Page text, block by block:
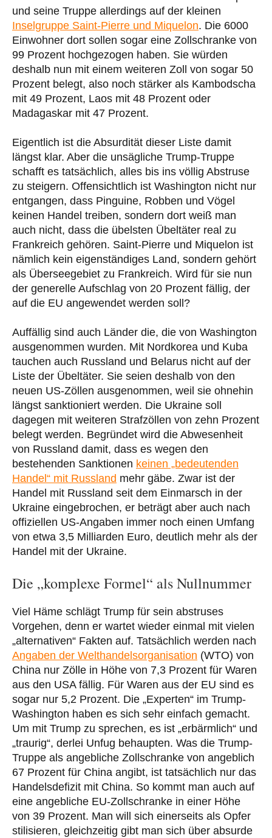
und seine Truppe allerdings auf der kleinen
Inselgruppe Saint-Pierre und Miquelon. Die 6000
Einwohner dort sollen sogar eine Zollschranke von
99 Prozent hochgezogen haben. Sie würden
deshalb nun mit einem weiteren Zoll von sogar 50
Prozent belegt, also noch stärker als Kambodscha
mit 49 Prozent, Laos mit 48 Prozent oder
Madagaskar mit 47 Prozent.
Eigentlich ist die Absurdität dieser Liste damit
längst klar. Aber die unsägliche Trump-Truppe
schafft es tatsächlich, alles bis ins völlig Abstruse
zu steigern. Offensichtlich ist Washington nicht nur
entgangen, dass Pinguine, Robben und Vögel
keinen Handel treiben, sondern dort weiß man
auch nicht, dass die übelsten Übeltäter real zu
Frankreich gehören. Saint-Pierre und Miquelon ist
nämlich kein eigenständiges Land, sondern gehört
als Überseegebiet zu Frankreich. Wird für sie nun
der generelle Aufschlag von 20 Prozent fällig, der
auf die EU angewendet werden soll?
Auffällig sind auch Länder die, die von Washington
ausgenommen wurden. Mit Nordkorea und Kuba
tauchen auch Russland und Belarus nicht auf der
Liste der Übeltäter. Sie seien deshalb von den
neuen US-Zöllen ausgenommen, weil sie ohnehin
längst sanktioniert werden. Die Ukraine soll
dagegen mit weiteren Strafzöllen von zehn Prozent
belegt werden. Begründet wird die Abwesenheit
von Russland damit, dass es wegen den
bestehenden Sanktionen keinen „bedeutenden
Handel“ mit Russland mehr gäbe. Zwar ist der
Handel mit Russland seit dem Einmarsch in der
Ukraine eingebrochen, er beträgt aber auch nach
offiziellen US-Angaben immer noch einen Umfang
von etwa 3,5 Milliarden Euro, deutlich mehr als der
Handel mit der Ukraine.
Die „komplexe Formel“ als Nullnummer
Viel Häme schlägt Trump für sein abstruses
Vorgehen, denn er wartet wieder einmal mit vielen
„alternativen“ Fakten auf. Tatsächlich werden nach
Angaben der Welthandelsorganisation (WTO) von
China nur Zölle in Höhe von 7,3 Prozent für Waren
aus den USA fällig. Für Waren aus der EU sind es
sogar nur 5,2 Prozent. Die „Experten“ im Trump-
Washington haben es sich sehr einfach gemacht.
Um mit Trump zu sprechen, es ist „erbärmlich“ und
„traurig“, derlei Unfug behaupten. Was die Trump-
Truppe als angebliche Zollschranke von angeblich
67 Prozent für China angibt, ist tatsächlich nur das
Handelsdefizit mit China. So kommt man auch auf
eine angebliche EU-Zollschranke in einer Höhe
von 39 Prozent. Man will sich einerseits als Opfer
stilisieren, gleichzeitig gibt man sich über absurde